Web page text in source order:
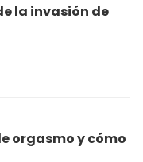
la invasión de
orgasmo y cómo